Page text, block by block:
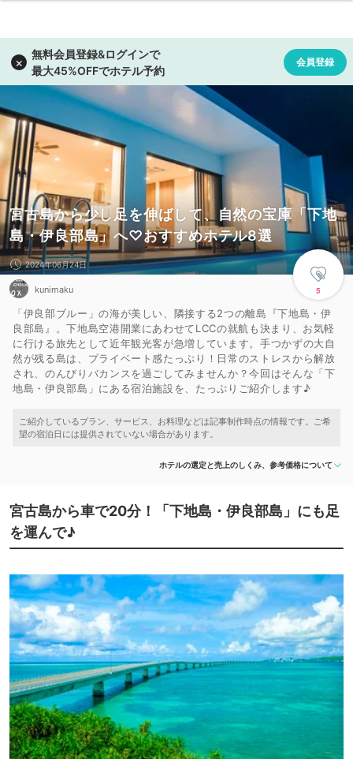
宮古島から少し足を伸ばして、自然の宝庫「下地
島・伊良部島」へ♡おすすめホテル8選
5
2024年06月24日
kunimaku
「伊良部ブルー」の海が美しい、隣接する2つの離島『下地島・伊
良部島』。下地島空港開業にあわせてLCCの就航も決まり、お気軽
に行ける旅先として近年観光客が急増しています。手つかずの大自
然が残る島は、プライベート感たっぷり！日常のストレスから解放
され、のんびりバカンスを過ごしてみませんか？今回はそんな「下
地島・伊良部島」にある宿泊施設を、たっぷりご紹介します♪
ホテルの選定と売上のしくみ、参考価格について
宮古島から車で20分！「下地島・伊良部島」にも足
を運んで♪